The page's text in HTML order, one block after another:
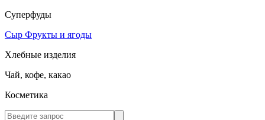
Суперфуды
Сыр Фрукты и ягоды
Хлебные изделия
Чай, кофе, какао
Косметика